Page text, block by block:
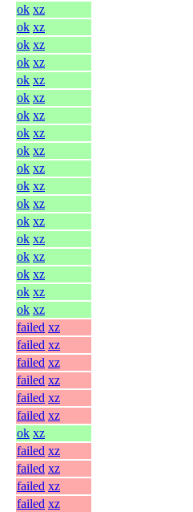
ok xz
ok xz
ok xz
ok xz
ok xz
ok xz
ok xz
ok xz
ok xz
ok xz
ok xz
ok xz
ok xz
ok xz
ok xz
ok xz
ok xz
ok xz
failed xz
failed xz
failed xz
failed xz
failed xz
failed xz
ok xz
failed xz
failed xz
failed xz
failed xz